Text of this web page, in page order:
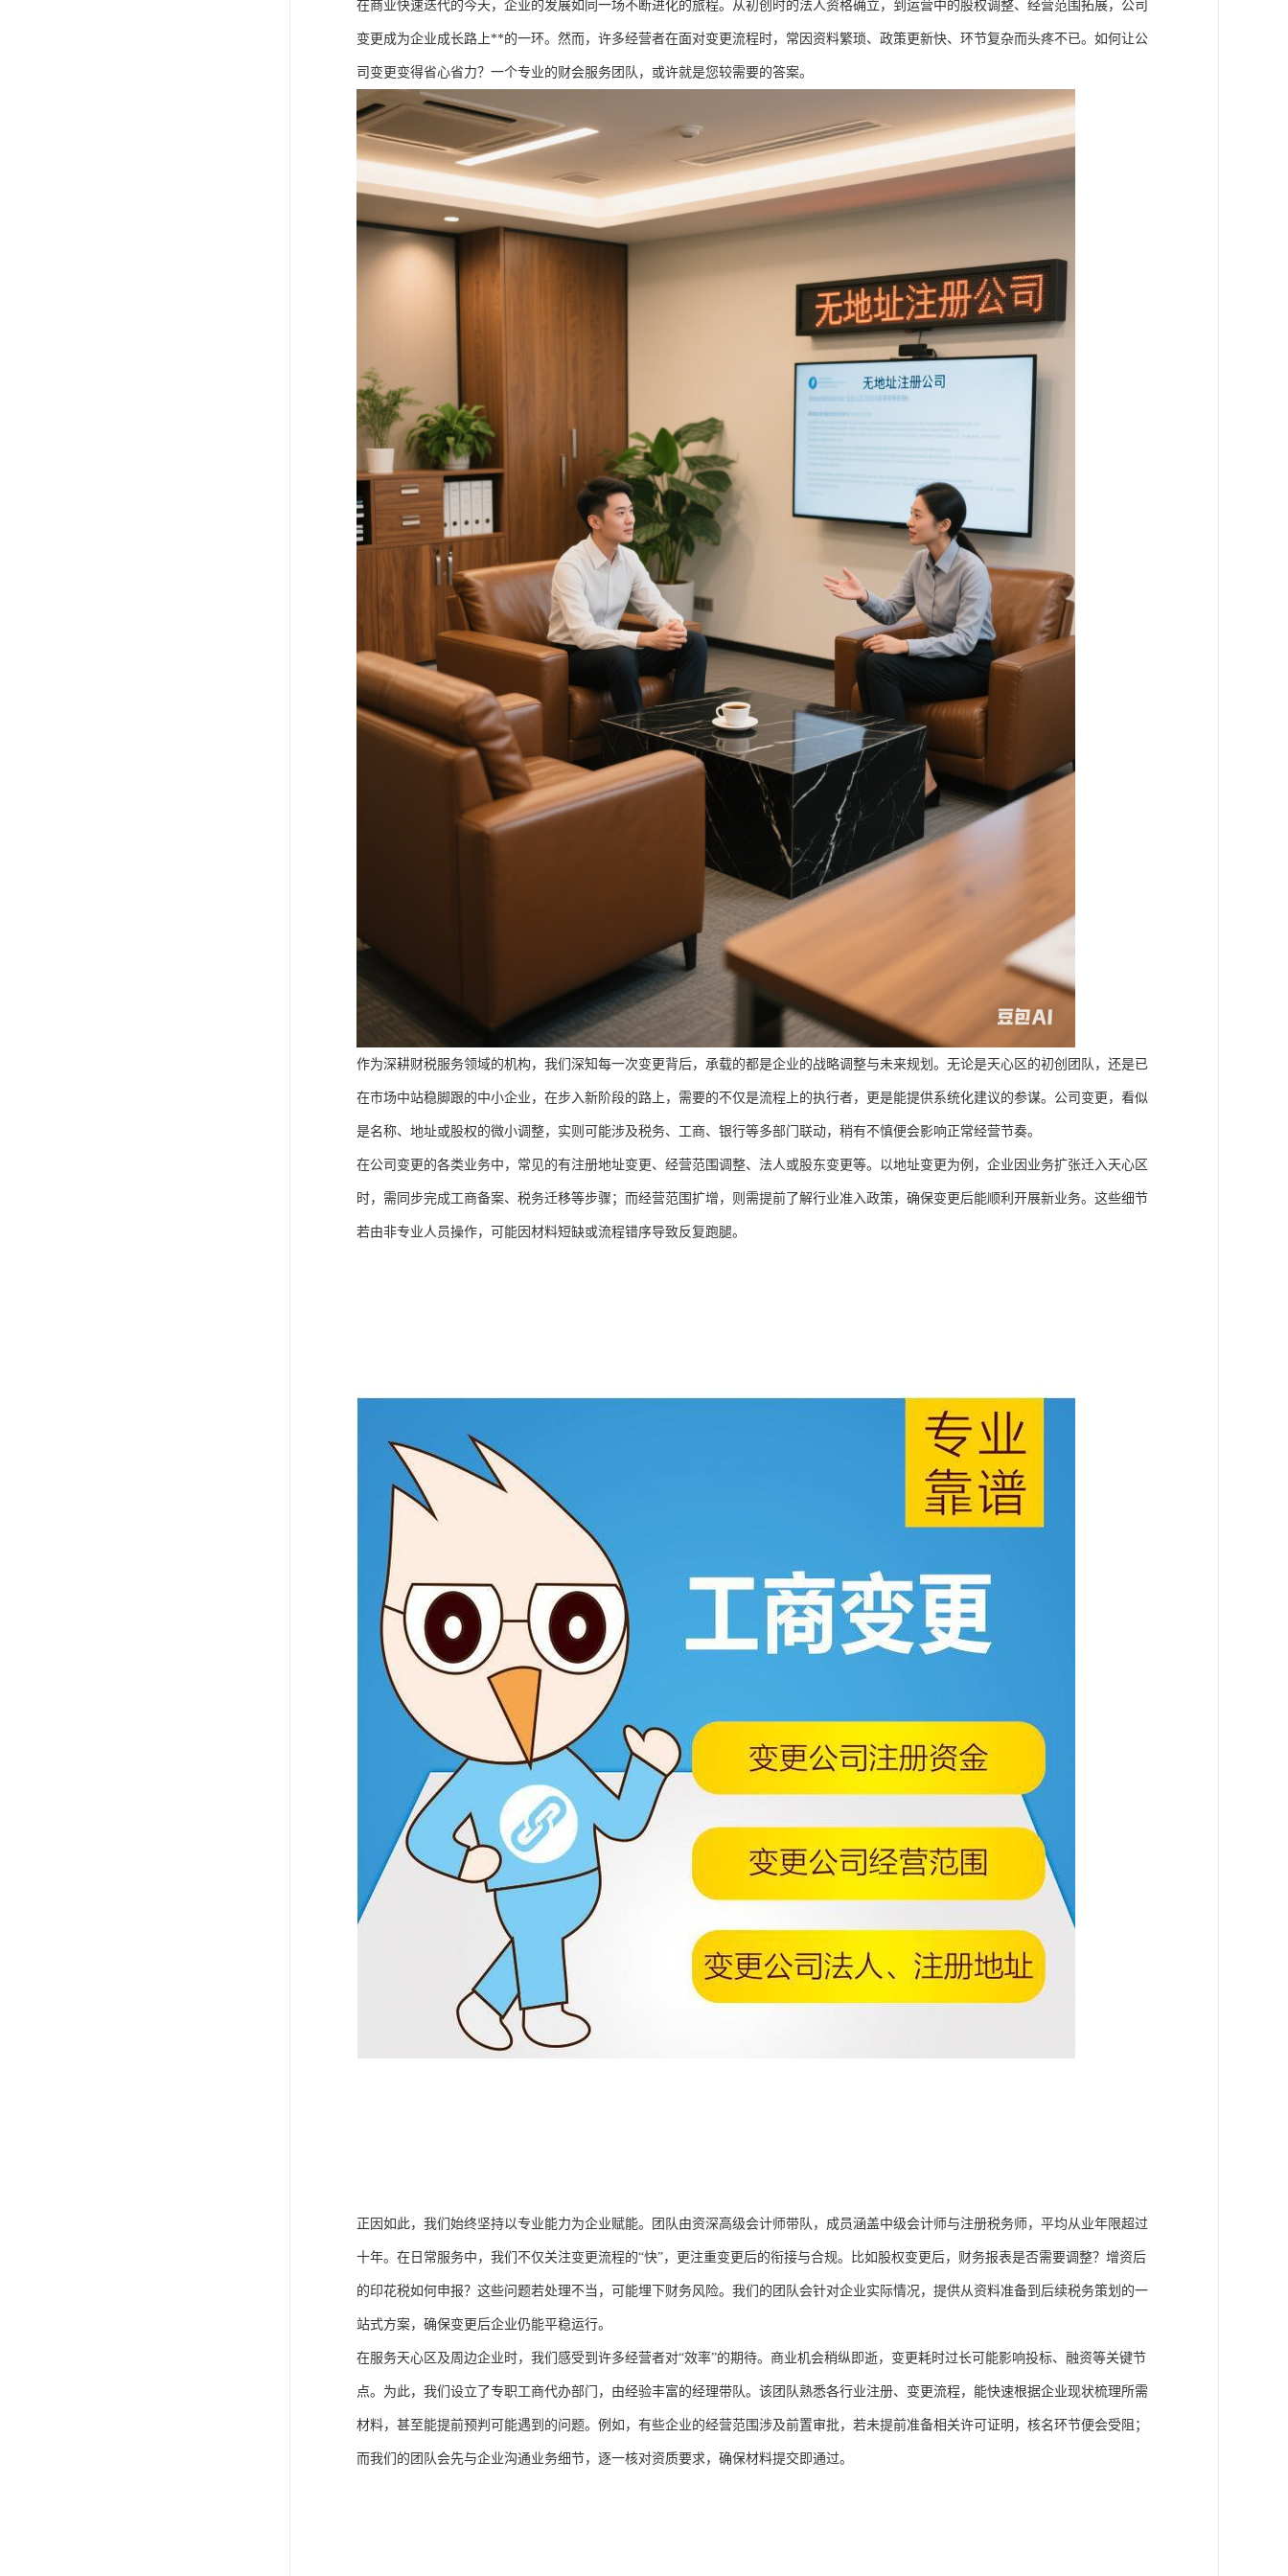
在商业快速迭代的今天，企业的发展如同一场不断进化的旅程。从初创时的法人资格确立，到运营中的股权调整、经营范围拓展，公司
变更成为企业成长路上**的一环。然而，许多经营者在面对变更流程时，常因资料繁琐、政策更新快、环节复杂而头疼不已。如何让公
司变更变得省心省力？一个专业的财会服务团队，或许就是您较需要的答案。
作为深耕财税服务领域的机构，我们深知每一次变更背后，承载的都是企业的战略调整与未来规划。无论是天心区的初创团队，还是已
在市场中站稳脚跟的中小企业，在步入新阶段的路上，需要的不仅是流程上的执行者，更是能提供系统化建议的参谋。公司变更，看似
是名称、地址或股权的微小调整，实则可能涉及税务、工商、银行等多部门联动，稍有不慎便会影响正常经营节奏。
在公司变更的各类业务中，常见的有注册地址变更、经营范围调整、法人或股东变更等。以地址变更为例，企业因业务扩张迁入天心区
时，需同步完成工商备案、税务迁移等步骤；而经营范围扩增，则需提前了解行业准入政策，确保变更后能顺利开展新业务。这些细节
若由非专业人员操作，可能因材料短缺或流程错序导致反复跑腿。
正因如此，我们始终坚持以专业能力为企业赋能。团队由资深高级会计师带队，成员涵盖中级会计师与注册税务师，平均从业年限超过
十年。在日常服务中，我们不仅关注变更流程的“快”，更注重变更后的衔接与合规。比如股权变更后，财务报表是否需要调整？增资后
的印花税如何申报？这些问题若处理不当，可能埋下财务风险。我们的团队会针对企业实际情况，提供从资料准备到后续税务策划的一
站式方案，确保变更后企业仍能平稳运行。
在服务天心区及周边企业时，我们感受到许多经营者对“效率”的期待。商业机会稍纵即逝，变更耗时过长可能影响投标、融资等关键节
点。为此，我们设立了专职工商代办部门，由经验丰富的经理带队。该团队熟悉各行业注册、变更流程，能快速根据企业现状梳理所需
材料，甚至能提前预判可能遇到的问题。例如，有些企业的经营范围涉及前置审批，若未提前准备相关许可证明，核名环节便会受阻；
而我们的团队会先与企业沟通业务细节，逐一核对资质要求，确保材料提交即通过。